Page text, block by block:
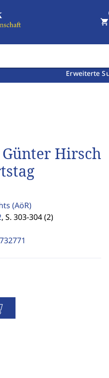
Erweiterte
shopping_cart
Hirsch
(AöR)
, S. 303-304 (2)